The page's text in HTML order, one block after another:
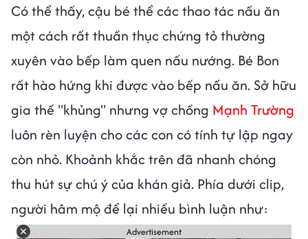
Có thể thấy, cậu bé thể các thao tác nấu ăn
một cách rất thuần thục chứng tỏ thường
xuyên vào bếp làm quen nấu nướng. Bé Bon
rất hào hứng khi được vào bếp nấu ăn. Sở hữu
gia thế "khủng" nhưng vợ chồng Mạnh Trường
luôn rèn luyện cho các con có tính tự lập ngay
còn nhỏ. Khoảnh khắc trên đã nhanh chóng
thu hút sự chú ý của khán giả. Phía dưới clip,
người hâm mộ để lại nhiều bình luận như:
Advertisement